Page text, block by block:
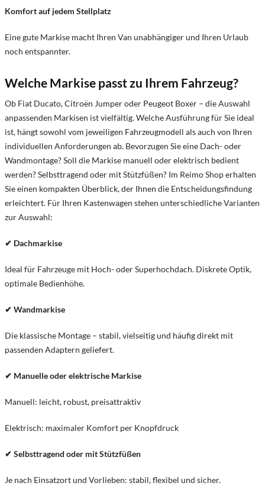
Komfort auf jedem Stellplatz
Eine gute Markise macht Ihren Van unabhängiger und Ihren Urlaub
noch entspannter.
Welche Markise passt zu Ihrem Fahrzeug?
Ob Fiat Ducato, Citroën Jumper oder Peugeot Boxer – die Auswahl
anpassenden Markisen ist vielfältig. Welche Ausführung für Sie ideal
ist, hängt sowohl vom jeweiligen Fahrzeugmodell als auch von Ihren
individuellen Anforderungen ab. Bevorzugen Sie eine Dach- oder
Wandmontage? Soll die Markise manuell oder elektrisch bedient
werden? Selbsttragend oder mit Stützfüßen? Im Reimo Shop erhalten
Sie einen kompakten Überblick, der Ihnen die Entscheidungsfindung
erleichtert. Für Ihren Kastenwagen stehen unterschiedliche Varianten
zur Auswahl:
✔ Dachmarkise
Ideal für Fahrzeuge mit Hoch- oder Superhochdach. Diskrete Optik,
optimale Bedienhöhe.
✔ Wandmarkise
Die klassische Montage – stabil, vielseitig und häufig direkt mit
passenden Adaptern geliefert.
✔ Manuelle oder elektrische Markise
Manuell: leicht, robust, preisattraktiv
Elektrisch: maximaler Komfort per Knopfdruck
✔ Selbsttragend oder mit Stützfüßen
Je nach Einsatzort und Vorlieben: stabil, flexibel und sicher.